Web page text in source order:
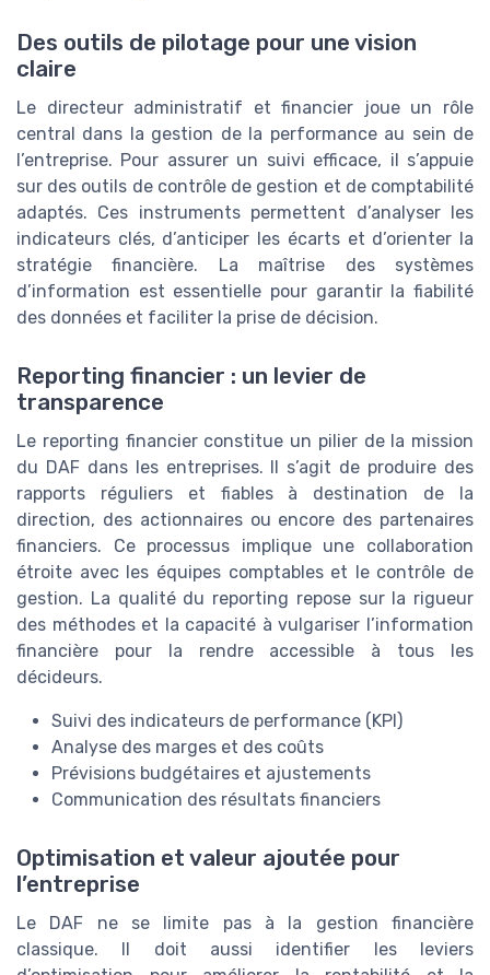
Des outils de pilotage pour une vision
claire
Le directeur administratif et financier joue un rôle
central dans la gestion de la performance au sein de
l’entreprise. Pour assurer un suivi efficace, il s’appuie
sur des outils de contrôle de gestion et de comptabilité
adaptés. Ces instruments permettent d’analyser les
indicateurs clés, d’anticiper les écarts et d’orienter la
stratégie financière. La maîtrise des systèmes
d’information est essentielle pour garantir la fiabilité
des données et faciliter la prise de décision.
Reporting financier : un levier de
transparence
Le reporting financier constitue un pilier de la mission
du DAF dans les entreprises. Il s’agit de produire des
rapports réguliers et fiables à destination de la
direction, des actionnaires ou encore des partenaires
financiers. Ce processus implique une collaboration
étroite avec les équipes comptables et le contrôle de
gestion. La qualité du reporting repose sur la rigueur
des méthodes et la capacité à vulgariser l’information
financière pour la rendre accessible à tous les
décideurs.
Suivi des indicateurs de performance (KPI)
Analyse des marges et des coûts
Prévisions budgétaires et ajustements
Communication des résultats financiers
Optimisation et valeur ajoutée pour
l’entreprise
Le DAF ne se limite pas à la gestion financière
classique. Il doit aussi identifier les leviers